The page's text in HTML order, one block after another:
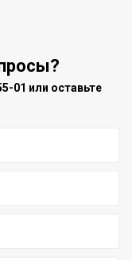
01 или оставьте